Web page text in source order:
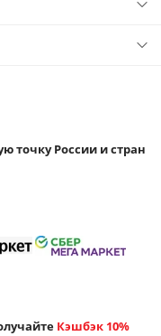
точку России и стран
Кэшбэк 10%